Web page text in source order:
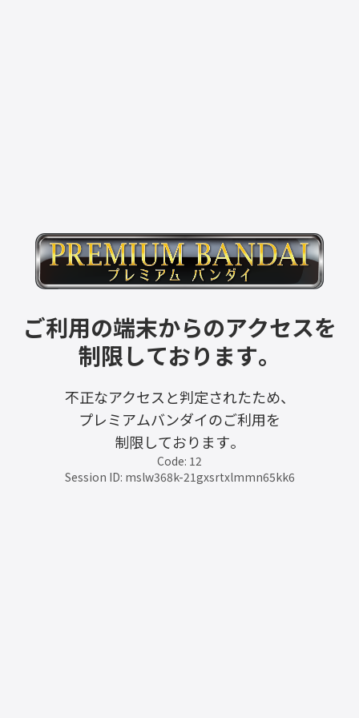
ご利用の端末からのアクセスを
制限しております。
不正なアクセスと判定されたため、
プレミアムバンダイのご利用を
制限しております。
Code: 12
Session ID: mslw368k-21gxsrtxlmmn65kk6